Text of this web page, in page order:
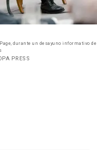
durante un desayuno informativo de
PRESS